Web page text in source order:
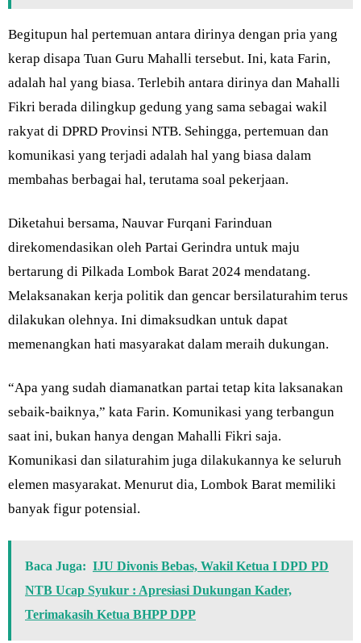
Begitupun hal pertemuan antara dirinya dengan pria yang
kerap disapa Tuan Guru Mahalli tersebut. Ini, kata Farin,
adalah hal yang biasa. Terlebih antara dirinya dan Mahalli
Fikri berada dilingkup gedung yang sama sebagai wakil
rakyat di DPRD Provinsi NTB. Sehingga, pertemuan dan
komunikasi yang terjadi adalah hal yang biasa dalam
membahas berbagai hal, terutama soal pekerjaan.
Diketahui bersama, Nauvar Furqani Farinduan
direkomendasikan oleh Partai Gerindra untuk maju
bertarung di Pilkada Lombok Barat 2024 mendatang.
Melaksanakan kerja politik dan gencar bersilaturahim terus
dilakukan olehnya. Ini dimaksudkan untuk dapat
memenangkan hati masyarakat dalam meraih dukungan.
“Apa yang sudah diamanatkan partai tetap kita laksanakan
sebaik-baiknya,” kata Farin. Komunikasi yang terbangun
saat ini, bukan hanya dengan Mahalli Fikri saja.
Komunikasi dan silaturahim juga dilakukannya ke seluruh
elemen masyarakat. Menurut dia, Lombok Barat memiliki
banyak figur potensial.
Baca Juga: IJU Divonis Bebas, Wakil Ketua I DPD PD
NTB Ucap Syukur : Apresiasi Dukungan Kader,
Terimakasih Ketua BHPP DPP